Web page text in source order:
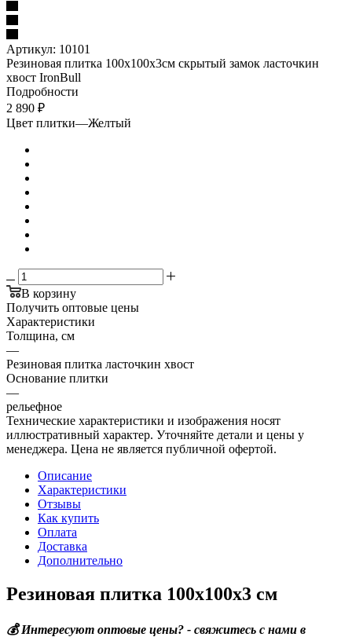
Артикул: 10101
Резиновая плитка 100х100х3см скрытый замок ласточкин
хвост IronBull
Подробности
2 890 ₽
Цвет плитки—Желтый
В корзину
Получить оптовые цены
Характеристики
Толщина, см
—
Резиновая плитка ласточкин хвост
Основание плитки
—
рельефное
Технические характеристики и изображения носят
иллюстративный характер. Уточняйте детали и цены у
менеджера. Цена не является публичной офертой.
Описание
Характеристики
Отзывы
Как купить
Оплата
Доставка
Дополнительно
Резиновая плитка 100х100х3 см
💰 Интересуют оптовые цены? - свяжитесь с нами в